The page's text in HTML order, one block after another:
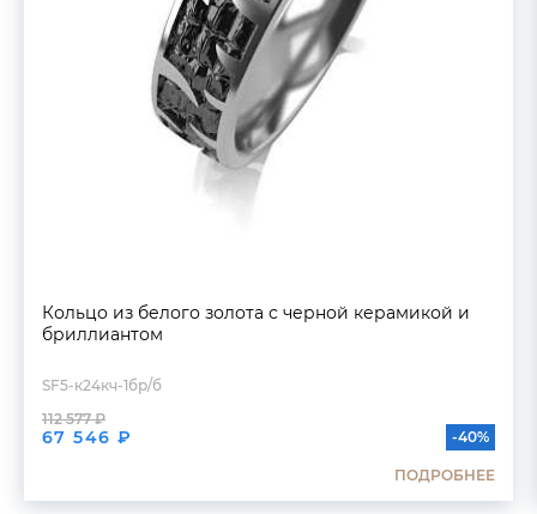
Кольцо из белого золота с черной керамикой и
бриллиантом
SF5-к24кч-1бр/б
67 546 ₽
112 577 ₽
-40%
ПОДРОБНЕЕ